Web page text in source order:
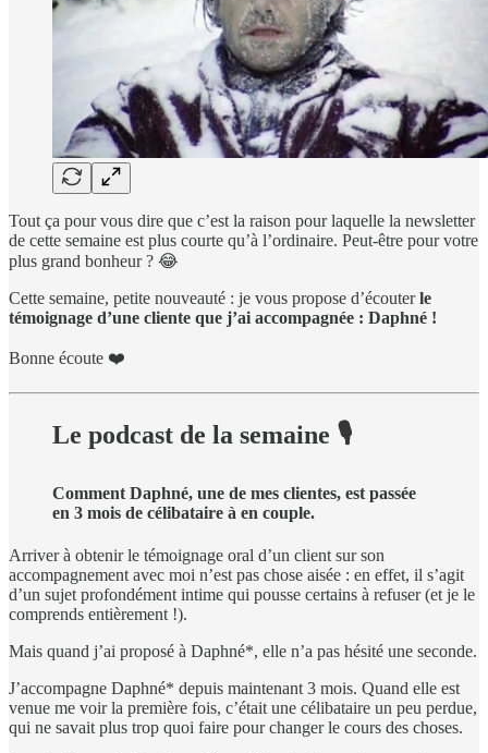
Tout ça pour vous dire que c’est la raison pour laquelle la newsletter
de cette semaine est plus courte qu’à l’ordinaire. Peut-être pour votre
plus grand bonheur ? 😂
Cette semaine, petite nouveauté : je vous propose d’écouterle
témoignage d’une cliente que j’ai accompagnée : Daphné !
Bonne écoute ❤️
Le podcast de la semaine 🎙
Comment Daphné, une de mes clientes, est passée
en 3 mois de célibataire à en couple.
Arriver à obtenir le témoignage oral d’un client sur son
accompagnement avec moi n’est pas chose aisée : en effet, il s’agit
d’un sujet profondément intime qui pousse certains à refuser (et je le
comprends entièrement !).
Mais quand j’ai proposé à Daphné*, elle n’a pas hésité une seconde.
J’accompagne Daphné* depuis maintenant 3 mois. Quand elle est
venue me voir la première fois, c’était une célibataire un peu perdue,
qui ne savait plus trop quoi faire pour changer le cours des choses.